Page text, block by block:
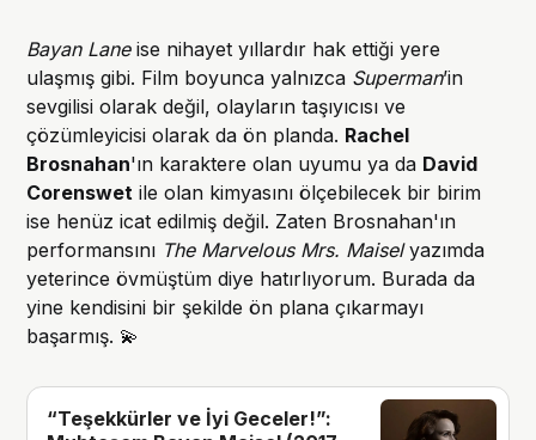
Bayan Laneise nihayet yıllardır hak ettiği yere
ulaşmış gibi. Film boyunca yalnızca Superman’in
sevgilisi olarak değil, olayların taşıyıcısı ve
çözümleyicisi olarak da ön planda. Rachel
Brosnahan'ın karaktere olan uyumu ya da David
Corenswet ile olan kimyasını ölçebilecek bir birim
ise henüz icat edilmiş değil. Zaten Brosnahan'ın
performansını The Marvelous Mrs. Maiselyazımda
yeterince övmüştüm diye hatırlıyorum. Burada da
yine kendisini bir şekilde ön plana çıkarmayı
başarmış. 💫
“Teşekkürler ve İyi Geceler!”: